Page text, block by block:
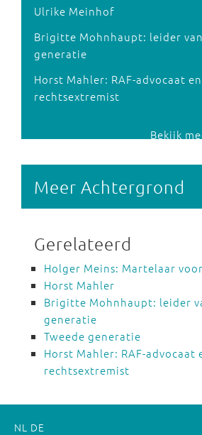
Ulrike Meinhof
Brigitte Mohnhaupt: leider
generatie
Horst Mahler: RAF-advocaat en
rechtsextremist
Bekijk
Meer Achtergrond
Gerelateerd
Holger Meins: Martelaar
Horst Mahler
Brigitte Mohnhaupt: leider
generatie
Tweede generatie
Horst Mahler: RAF-advocaat
rechtsextremist
NL DE